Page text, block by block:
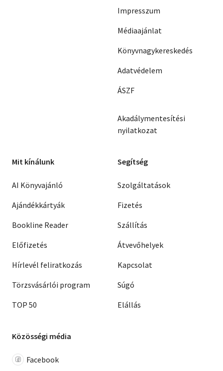
Impresszum
Médiaajánlat
Könyvnagykereskedés
Adatvédelem
ÁSZF
Akadálymentesítési
nyilatkozat
Mit kínálunk
AI Könyvajánló
Ajándékkártyák
Bookline Reader
Előfizetés
Hírlevél feliratkozás
Törzsvásárlói program
TOP 50
Segítség
Szolgáltatások
Fizetés
Szállítás
Átvevőhelyek
Kapcsolat
Súgó
Elállás
Közösségi média
Facebook